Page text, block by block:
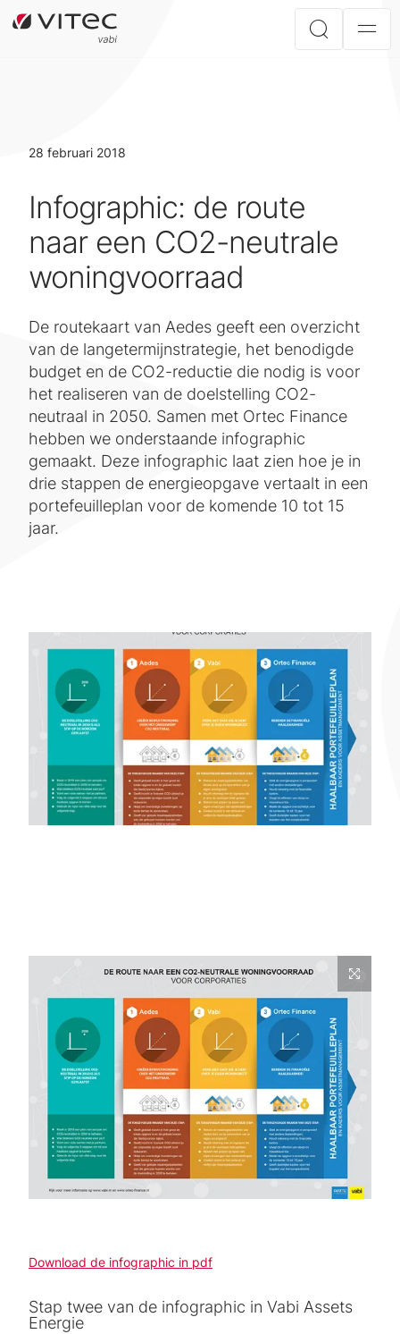
28 februari 2018
Infographic: de route
naar een CO2-neutrale
woningvoorraad
De routekaart van Aedes geeft een overzicht
van de langetermijnstrategie, het benodigde
budget en de CO2-reductie die nodig is voor
het realiseren van de doelstelling CO2-
neutraal in 2050. Samen met Ortec Finance
hebben we onderstaande infographic
gemaakt. Deze infographic laat zien hoe je in
drie stappen de energieopgave vertaalt in een
portefeuilleplan voor de komende 10 tot 15
jaar.
Download de infographic in pdf
Stap twee van de infographic in Vabi Assets
Energie